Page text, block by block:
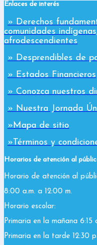
Enlaces de interés
» Derechos
comunidades
afrodescendientes
» Desprendibles de
» Estados Financieros
» Conozca nuestros
» Nuestra Jornada
»Mapa de sitio
»Términos y
Horarios de atención al
Horario de atención al
8:00 a.m. a 12:00 m.
Horario escolar:
Primaria en la mañana 6:15
Primaria en la tarde 12:30